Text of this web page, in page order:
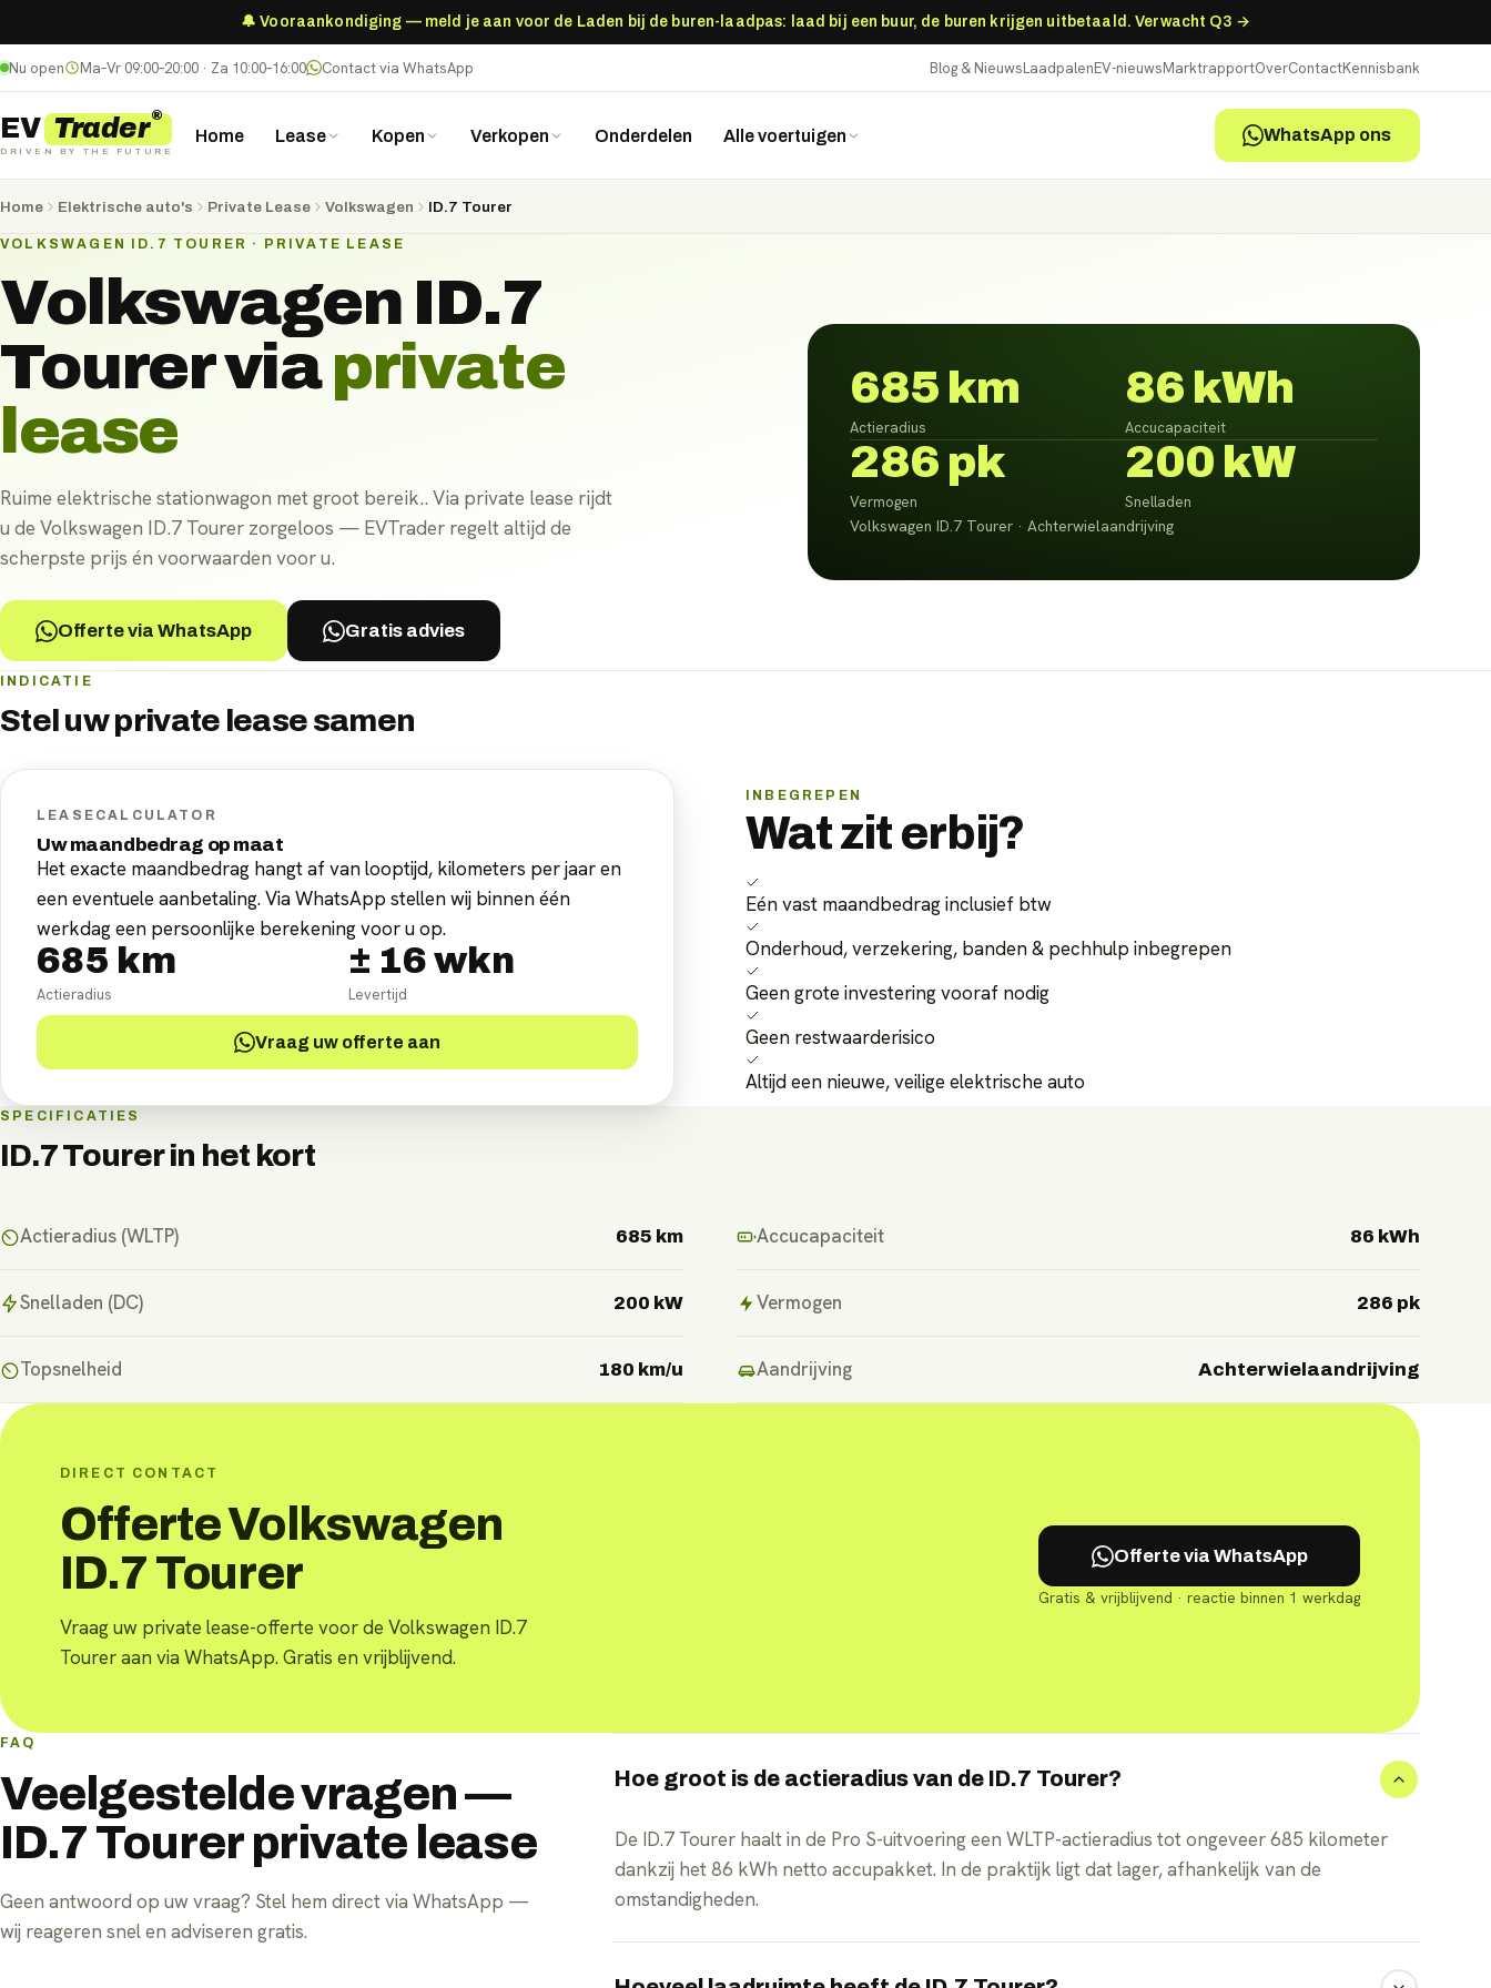
🔔 Vooraankondiging — meld je aan voor de Laden bij de buren-laadpas: laad bij een buur, de buren krijgen uitbetaald. Verwacht Q3 →
Nu open Ma–Vr 09:00–20:00 · Za 10:00–16:00 Contact via WhatsApp Blog & NieuwsLaadpalenEV-nieuwsMarktrapportOverContactKennisbank
EV Trader®
DRIVEN BY THE FUTURE
Home Lease Kopen Verkopen Onderdelen Alle voertuigen WhatsApp ons
Home Elektrische auto's Private Lease Volkswagen ID.7 Tourer
VOLKSWAGEN ID.7 TOURER · PRIVATE LEASE
Volkswagen ID.7
Tourerviaprivate
lease
Ruime elektrische stationwagon met groot bereik.. Via private lease rijdt
u de Volkswagen ID.7 Tourer zorgeloos — EVTrader regelt altijd de
scherpste prijs én voorwaarden voor u.
Offerte via WhatsApp Gratis advies
685 km
Actieradius
86 kWh
Accucapaciteit
286 pk
Vermogen
200 kW
Snelladen
Volkswagen ID.7 Tourer · Achterwielaandrijving
INDICATIE
Stel uwprivate leasesamen
LEASECALCULATOR
Uw maandbedrag op maat
Het exacte maandbedrag hangt af van looptijd, kilometers per jaar en
een eventuele aanbetaling. Via WhatsApp stellen wij binnen één
werkdag een persoonlijke berekening voor u op.
685 km
Actieradius
± 16 wkn
Levertijd
Vraag uw offerte aan
INBEGREPEN
Wat zit erbij?
Eén vast maandbedrag inclusief btw
Onderhoud, verzekering, banden & pechhulp inbegrepen
Geen grote investering vooraf nodig
Geen restwaarderisico
Altijd een nieuwe, veilige elektrische auto
SPECIFICATIES
ID.7 Tourerin het kort
Actieradius (WLTP) 685 km Accucapaciteit 86 kWh
Snelladen (DC) 200 kW Vermogen 286 pk
Topsnelheid 180 km/u Aandrijving Achterwielaandrijving
DIRECT CONTACT
Offerte Volkswagen
ID.7 Tourer
Vraag uw private lease-offerte voor de Volkswagen ID.7
Tourer aan via WhatsApp. Gratis en vrijblijvend.
Offerte via WhatsApp
Gratis & vrijblijvend · reactie binnen 1 werkdag
FAQ
Veelgestelde vragen —
ID.7 Tourer private lease
Geen antwoord op uw vraag? Stel hem direct via WhatsApp —
wij reageren snel en adviseren gratis.
Hoe groot is de actieradius van de ID.7 Tourer?
De ID.7 Tourer haalt in de Pro S-uitvoering een WLTP-actieradius tot ongeveer 685 kilometer
dankzij het 86 kWh netto accupakket. In de praktijk ligt dat lager, afhankelijk van de
omstandigheden.